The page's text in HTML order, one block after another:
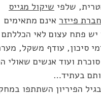
שלפי שיקול מגייס
פייזר אינם מתאימים
פתח עצום לאי
סיכון, עודף משקל,
ועוד אנשים שאולי
בעתיד…
הפיריון השתתפו